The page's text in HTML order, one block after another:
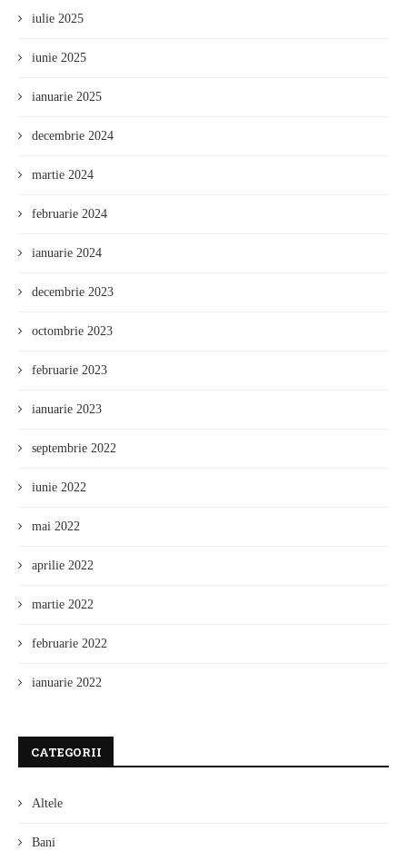
iulie 2025
iunie 2025
ianuarie 2025
decembrie 2024
martie 2024
februarie 2024
ianuarie 2024
decembrie 2023
octombrie 2023
februarie 2023
ianuarie 2023
septembrie 2022
iunie 2022
mai 2022
aprilie 2022
martie 2022
februarie 2022
ianuarie 2022
CATEGORII
Altele
Bani